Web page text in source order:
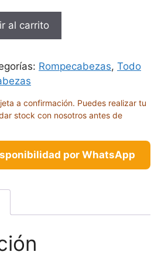
al carrito
Rompecabezas, Todo
a confirmación. Puedes realizar tu
stock con nosotros antes de
por WhatsApp